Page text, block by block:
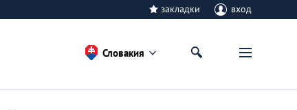
закладки вход
Словакия